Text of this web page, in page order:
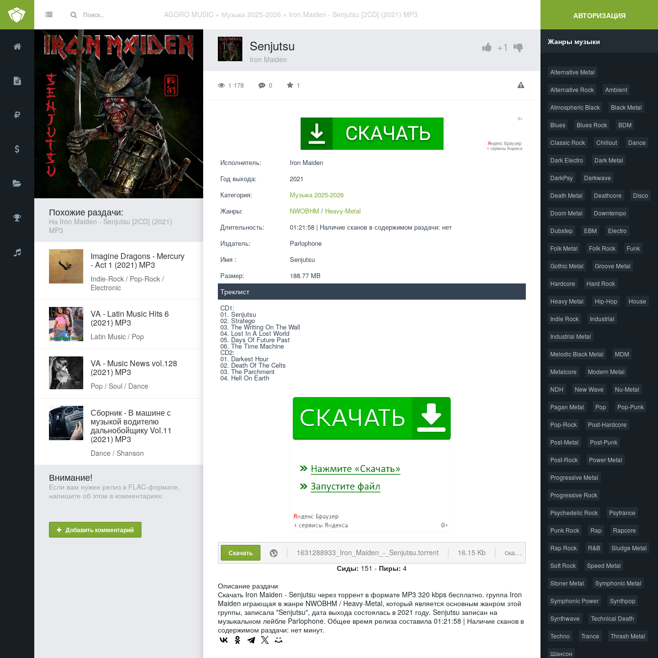
АВТОРИЗАЦИЯ
AGGRO MUSIC » Музыка 2025-2026 » Iron Maiden - Senjutsu [2CD] (2021) MP3
Senjutsu
Iron Maiden
+1
1 178 0 1
Исполнитель:
Iron Maiden
Год выхода:
2021
Категория:
Музыка 2025-2026
Жанры:
NWOBHM / Heavy-Metal
Длительность:
01:21:58 | Наличие сканов в содержимом раздачи: нет
Издатель:
Parlophone
Имя :
Senjutsu
Размер:
188.77 MB
Треклист
CD1:
01. Senjutsu
02. Stratego
03. The Writing On The Wall
04. Lost In A Lost World
05. Days Of Future Past
06. The Time Machine
CD2:
01. Darkest Hour
02. Death Of The Celts
03. The Parchment
04. Hell On Earth
Скачать 1631288933_Iron_Maiden_-_Senjutsu.torrent 16.15 Kb
cкачиваний: 166
Сиды: 151 - Пиры: 4
Описание раздачи
Скачать Iron Maiden - Senjutsu через торрент в формате MP3 320 kbps бесплатно. группа Iron
Maiden играющая в жанре NWOBHM / Heavy-Metal, который является основным жанром этой
группы, записала "Senjutsu", дата выхода состоялась в 2021 году. Senjutsu записан на
музыкальном лейбле Parlophone. Общее время релиза составила 01:21:58 | Наличие сканов в
содержимом раздачи: нет минут.
Похожие раздачи:
На Iron Maiden - Senjutsu [2CD] (2021)
MP3
Imagine Dragons - Mercury
- Act 1 (2021) MP3
Indie-Rock / Pop-Rock /
Electronic
VA - Latin Music Hits 6
(2021) MP3
Latin Music / Pop
VA - Music News vol.128
(2021) MP3
Pop / Soul / Dance
Сборник - В машине с
музыкой водителю
дальнобойщику Vol.11
(2021) MP3
Dance / Shanson
Внимание!
Если вам нужен релиз в FLAC-формате,
напишите об этом в комментариях.
Добавить комментарий
Жанры музыки
Alternative Metal
Alternative Rock Ambient
Atmospheric Black Black Metal
Blues Blues Rock BDM
Classic Rock Chillout Dance
Dark Electro Dark Metal
DarkPsy Darkwave
Death Metal Deathcore Disco
Doom Metal Downtempo
Dubstep EBM Electro
Folk Metal Folk Rock Funk
Gothic Metal Groove Metal
Hardcore Hard Rock
Heavy Metal Hip-Hop House
Indie Rock Industrial
Industrial Metal
Melodic Black Metal MDM
Metalcore Modern Metal
NDH New Wave Nu-Metal
Pagan Metal Pop Pop-Punk
Pop-Rock Post-Hardcore
Post-Metal Post-Punk
Post-Rock Power Metal
Progressive Metal
Progressive Rock
Psychedelic Rock Psytrance
Punk Rock Rap Rapcore
Rap Rock R&B Sludge Metal
Soft Rock Speed Metal
Stoner Metal Symphonic Metal
Symphonic Power Synthpop
Synthwave Technical Death
Techno Trance Thrash Metal
Шансон